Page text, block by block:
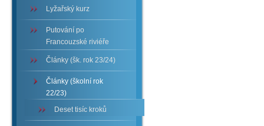
Lyžařský kurz
Putování po
Francouzské riviéře
Články (šk. rok 23/24)
Články (školní rok
22/23)
Deset tisíc kroků